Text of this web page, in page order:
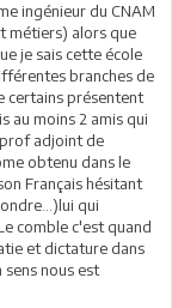
ingénieur du CNAM
métiers) alors que
je sais cette école
branches de
certains présentent
au moins 2 amis qui
adjoint de
obtenu dans le
Français hésitant
qui
comble c'est quand
et dictature dans
sens nous est